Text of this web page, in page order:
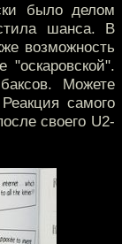
было делом
шанса. В
возможность
Можете
самого
своего U2-